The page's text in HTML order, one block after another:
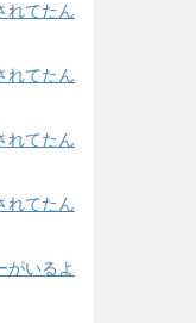
れてたん
れてたん
れてたん
れてたん
がいるよ